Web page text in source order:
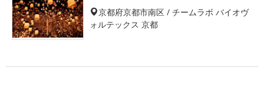
京都府京都市南区 / チームラボ バイオヴ
ォルテックス 京都